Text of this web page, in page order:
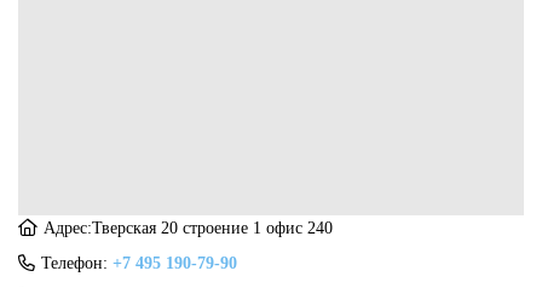
Адрес:Тверская 20 строение 1 офис 240
Телефон: +7 495 190-79-90